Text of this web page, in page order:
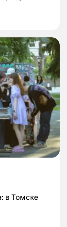
в Томске